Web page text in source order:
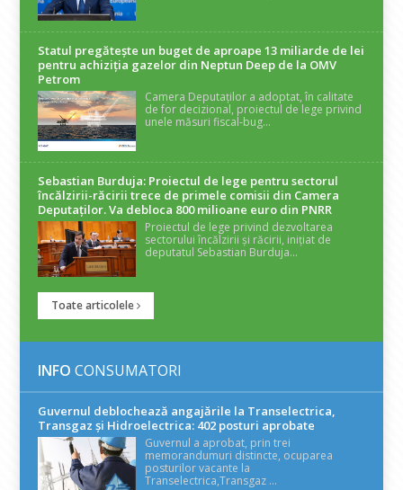
Statul pregătește un buget de aproape 13 miliarde de lei
pentru achiziția gazelor din Neptun Deep de la OMV
Petrom
Camera Deputaților a adoptat, în calitate
de for decizional, proiectul de lege privind
unele măsuri fiscal-bug...
Sebastian Burduja: Proiectul de lege pentru sectorul
încălzirii-răcirii trece de primele comisii din Camera
Deputaților. Va debloca 800 milioane euro din PNRR
Proiectul de lege privind dezvoltarea
sectorului încălzirii și răcirii, inițiat de
deputatul Sebastian Burduja...
Toate articolele
INFO CONSUMATORI
Guvernul deblochează angajările la Transelectrica,
Transgaz și Hidroelectrica: 402 posturi aprobate
Guvernul a aprobat, prin trei
memorandumuri distincte, ocuparea
posturilor vacante la
Transelectrica,Transgaz ...